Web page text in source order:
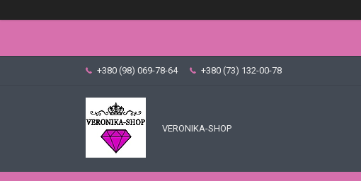
+380 (98) 069-78-64 +380 (73) 132-00-78
VERONIKA-SHOP